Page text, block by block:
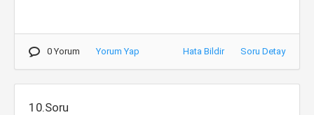
0 Yorum Yorum Yap Hata Bildir Soru Detay
10.Soru